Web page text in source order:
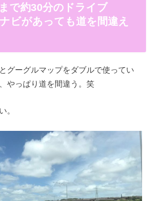
まで約30分のドライブ
っても道を間違え
グーグルマップをダブルで使ってい
やっぱり道を間違う。笑
。